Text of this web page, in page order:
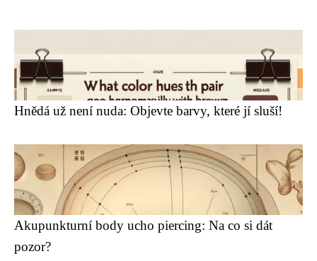
Hnědá už není nuda: Objevte barvy, které jí sluší!
Akupunkturní body ucho piercing: Na co si dát
pozor?